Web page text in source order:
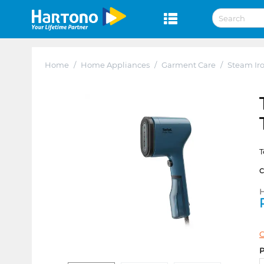
Home / Home Appliances / Garment Care / Steam